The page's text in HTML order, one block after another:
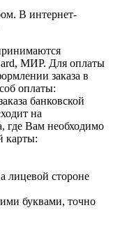
В интернет-
МИР. Для оплаты
заказа в
оплаты:
банковской
на
где Вам необходимо
карты:
лицевой стороне
буквами, точно